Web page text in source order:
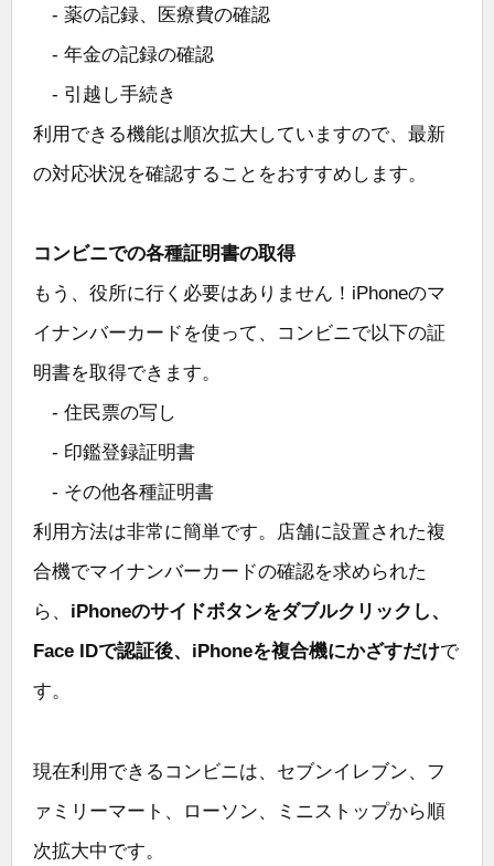
- 薬の記録、医療費の確認
- 年金の記録の確認
- 引越し手続き
利用できる機能は順次拡大していますので、最新
の対応状況を確認することをおすすめします。
コンビニでの各種証明書の取得
もう、役所に行く必要はありません！iPhoneのマ
イナンバーカードを使って、コンビニで以下の証
明書を取得できます。
- 住民票の写し
- 印鑑登録証明書
- その他各種証明書
利用方法は非常に簡単です。店舗に設置された複
合機でマイナンバーカードの確認を求められた
ら、 iPhoneのサイドボタンをダブルクリックし、
Face IDで認証後、iPhoneを複合機にかざすだけで
す。
現在利用できるコンビニは、セブンイレブン、フ
ァミリーマート、ローソン、ミニストップから順
次拡大中です。